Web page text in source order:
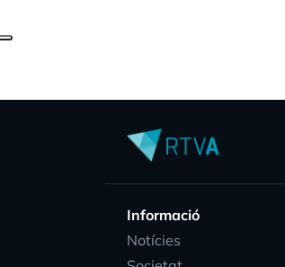
Informació
Notícies